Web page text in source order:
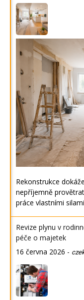
Rekonstrukce
nepříjemně
práce vlastními
Revize plynu v
péče o majetek
16 června 2026 -